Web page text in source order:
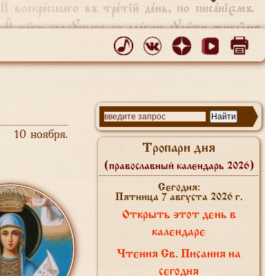
10 ноября.
Тропари дня
(православный календарь 2026)
Сегодня:
Пятница 7 августа 2026 г.
Открыть этот день в
календаре
Чтения Св. Писания на
сегодня